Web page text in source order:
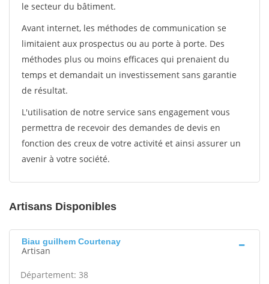
le secteur du bâtiment.
Avant internet, les méthodes de communication se
limitaient aux prospectus ou au porte à porte. Des
méthodes plus ou moins efficaces qui prenaient du
temps et demandait un investissement sans garantie
de résultat.
L'utilisation de notre service sans engagement vous
permettra de recevoir des demandes de devis en
fonction des creux de votre activité et ainsi assurer un
avenir à votre société.
Artisans Disponibles
Biau guilhem Courtenay
Artisan
Département: 38